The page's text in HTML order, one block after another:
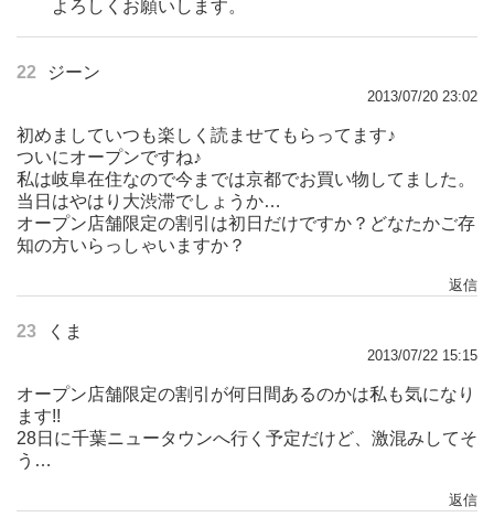
よろしくお願いします。
22 ジーン
2013/07/20 23:02
初めましていつも楽しく読ませてもらってます♪
ついにオープンですね♪
私は岐阜在住なので今までは京都でお買い物してました。
当日はやはり大渋滞でしょうか…
オープン店舗限定の割引は初日だけですか？どなたかご存
知の方いらっしゃいますか？
返信
23 くま
2013/07/22 15:15
オープン店舗限定の割引が何日間あるのかは私も気になり
ます!!
28日に千葉ニュータウンへ行く予定だけど、激混みしてそ
う…
返信